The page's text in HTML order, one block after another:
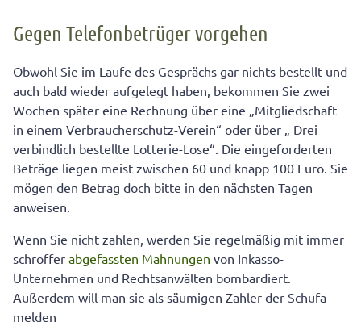
Bei Betrug: Ruhe bewahren
Gegen Telefonbetrüger vorgehen
Obwohl Sie im Laufe des Gesprächs gar nichts bestellt und
auch bald wieder aufgelegt haben, bekommen Sie zwei
Wochen später eine Rechnung über eine „Mitgliedschaft
in einem Verbraucherschutz-Verein“ oder über „ Drei
verbindlich bestellte Lotterie-Lose“. Die eingeforderten
Beträge liegen meist zwischen 60 und knapp 100 Euro. Sie
mögen den Betrag doch bitte in den nächsten Tagen
anweisen.
Wenn Sie nicht zahlen, werden Sie regelmäßig mit immer
schroffer abgefassten Mahnungen von Inkasso-
Unternehmen und Rechtsanwälten bombardiert.
Außerdem will man sie als säumigen Zahler der Schufa
melden